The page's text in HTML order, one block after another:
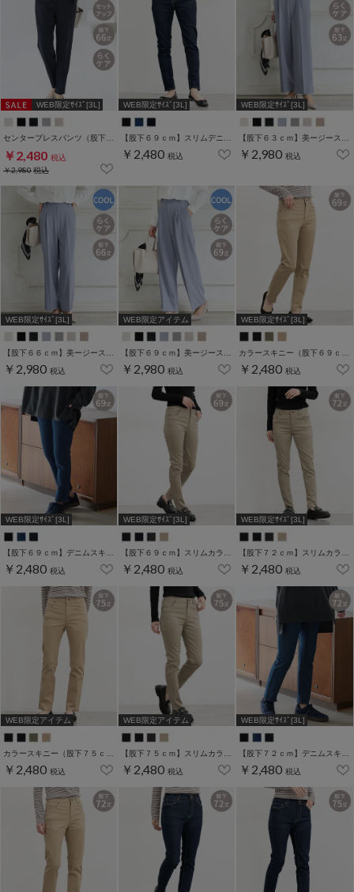
WEB限定ｻｲｽﾞ[3L]
￥2,480 税込
￥2,980税込
WEB限定ｻｲｽﾞ[3L]
￥2,480 税込
WEB限定ｻｲｽﾞ[3L]
￥2,980 税込
WEB限定ｻｲｽﾞ[3L]
￥2,980 税込
WEB限定アイテム
￥2,980 税込
WEB限定ｻｲｽﾞ[3L]
￥2,480 税込
WEB限定ｻｲｽﾞ[3L]
￥2,480 税込
WEB限定ｻｲｽﾞ[3L]
￥2,480 税込
WEB限定ｻｲｽﾞ[3L]
￥2,480 税込
WEB限定アイテム
￥2,480 税込
WEB限定アイテム
￥2,480 税込
WEB限定ｻｲｽﾞ[3L]
￥2,480 税込